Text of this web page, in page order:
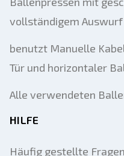
vollständigem Auswurf
benutzt Manuelle
Tür und horizontaler
Alle verwendeten
HILFE
Häufig gestellte Fragen